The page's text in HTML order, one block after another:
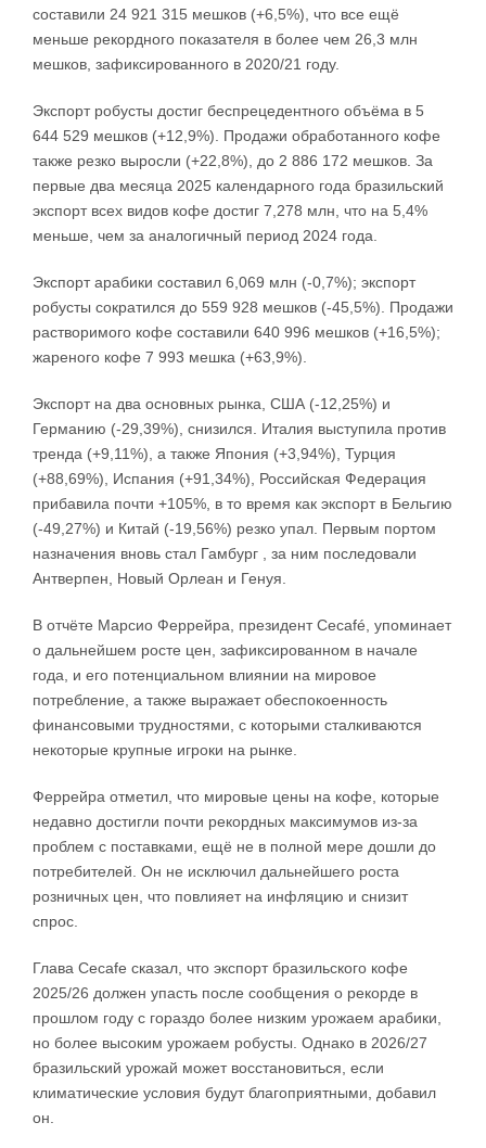
составили 24 921 315 мешков (+6,5%), что все ещё
меньше рекордного показателя в более чем 26,3 млн
мешков, зафиксированного в 2020/21 году.
Экспорт робусты достиг беспрецедентного объёма в 5
644 529 мешков (+12,9%). Продажи обработанного кофе
также резко выросли (+22,8%), до 2 886 172 мешков. За
первые два месяца 2025 календарного года бразильский
экспорт всех видов кофе достиг 7,278 млн, что на 5,4%
меньше, чем за аналогичный период 2024 года.
Экспорт арабики составил 6,069 млн (-0,7%); экспорт
робусты сократился до 559 928 мешков (-45,5%). Продажи
растворимого кофе составили 640 996 мешков (+16,5%);
жареного кофе 7 993 мешка (+63,9%).
Экспорт на два основных рынка, США (-12,25%) и
Германию (-29,39%), снизился. Италия выступила против
тренда (+9,11%), а также Япония (+3,94%), Турция
(+88,69%), Испания (+91,34%), Российская Федерация
прибавила почти +105%, в то время как экспорт в Бельгию
(-49,27%) и Китай (-19,56%) резко упал. Первым портом
назначения вновь стал Гамбург , за ним последовали
Антверпен, Новый Орлеан и Генуя.
В отчёте Марсио Феррейра, президент Cecafé, упоминает
о дальнейшем росте цен, зафиксированном в начале
года, и его потенциальном влиянии на мировое
потребление, а также выражает обеспокоенность
финансовыми трудностями, с которыми сталкиваются
некоторые крупные игроки на рынке.
Феррейра отметил, что мировые цены на кофе, которые
недавно достигли почти рекордных максимумов из-за
проблем с поставками, ещё не в полной мере дошли до
потребителей. Он не исключил дальнейшего роста
розничных цен, что повлияет на инфляцию и снизит
спрос.
Глава Cecafe сказал, что экспорт бразильского кофе
2025/26 должен упасть после сообщения о рекорде в
прошлом году с гораздо более низким урожаем арабики,
но более высоким урожаем робусты. Однако в 2026/27
бразильский урожай может восстановиться, если
климатические условия будут благоприятными, добавил
он.